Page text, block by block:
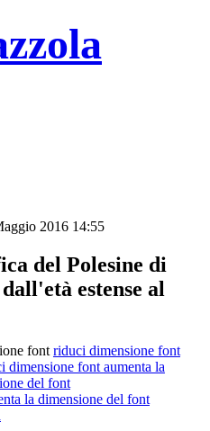
2016 14:55
del Polesine di
estense al
font riduci dimensione font
aumenta la
del font